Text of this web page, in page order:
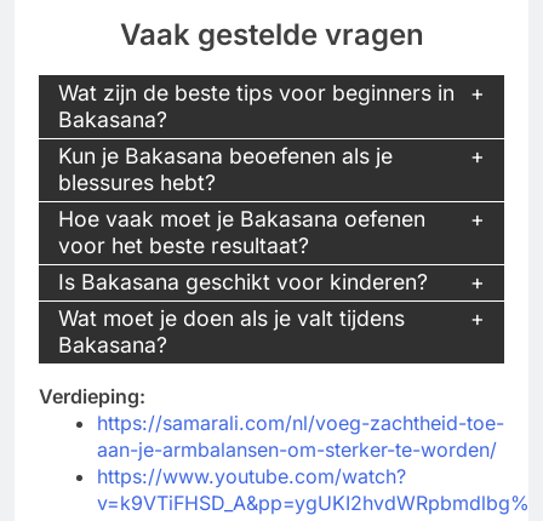
Vaak gestelde vragen
Wat zijn de beste tips voor beginners in
Bakasana?
Kun je Bakasana beoefenen als je
blessures hebt?
Hoe vaak moet je Bakasana oefenen
voor het beste resultaat?
Is Bakasana geschikt voor kinderen?
Wat moet je doen als je valt tijdens
Bakasana?
Verdieping:
https://samarali.com/nl/voeg-zachtheid-toe-
aan-je-armbalansen-om-sterker-te-worden/
https://www.youtube.com/watch?